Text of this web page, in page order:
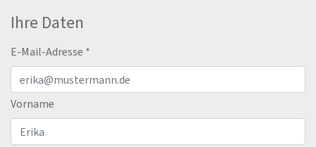
Ihre Daten
E-Mail-Adresse *
Vorname